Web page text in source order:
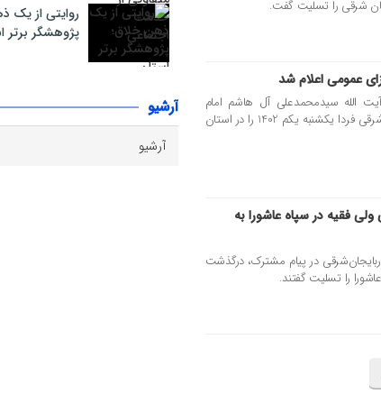
شرقی را تسلیت گفت.
عمومی اعلام شد
آیت الله سیدمحمدعلی آل هاشم امام
جمعه تبریز و نماینده ولی فقیه در آذربایجان شرقی فردا یکشنبه یکم 1402 را در استان
فقیه در سپاه عاشورا به
در پیام مشترک، درگذشت
را تسلیت گفتند.
روایتی از یک
پژوهشگر برتر
آرشیو